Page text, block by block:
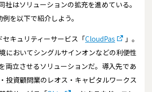
社はソリューションの拡充を進めている。
を以下で紹介しよう。
セキュリティーサービス「CloudPas
」。
においてシングルサインオンなどの利便性
両立させるソリューションだ。導入先であ
投資顧問業のレオス・キャピタルワークス